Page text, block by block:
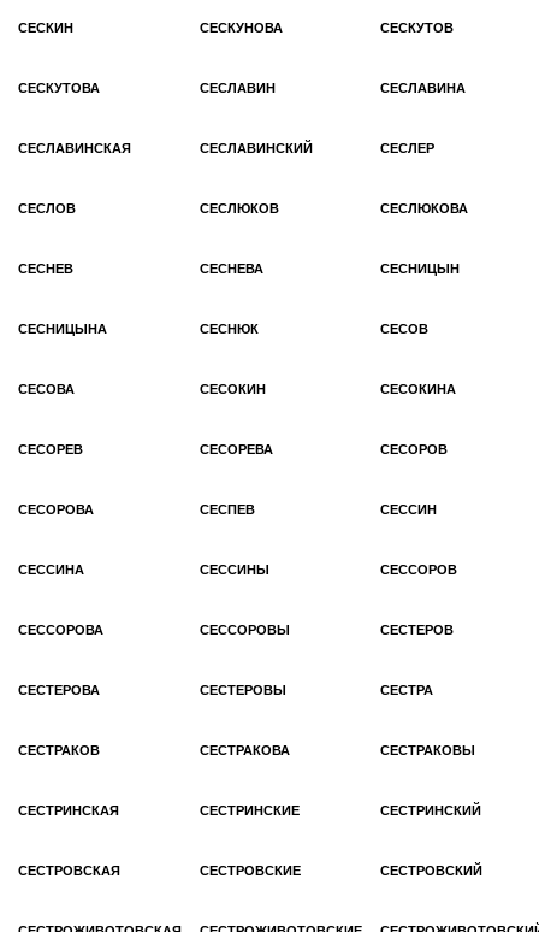
СЕСКИН СЕСКУНОВА СЕСКУТОВ
СЕСКУТОВА СЕСЛАВИН СЕСЛАВИНА
СЕСЛАВИНСКАЯ СЕСЛАВИНСКИЙ СЕСЛЕР
СЕСЛОВ СЕСЛЮКОВ СЕСЛЮКОВА
СЕСНЕВ СЕСНЕВА СЕСНИЦЫН
СЕСНИЦЫНА СЕСНЮК СЕСОВ
СЕСОВА СЕСОКИН СЕСОКИНА
СЕСОРЕВ СЕСОРЕВА СЕСОРОВ
СЕСОРОВА СЕСПЕВ СЕССИН
СЕССИНА СЕССИНЫ СЕССОРОВ
СЕССОРОВА СЕССОРОВЫ СЕСТЕРОВ
СЕСТЕРОВА СЕСТЕРОВЫ СЕСТРА
СЕСТРАКОВ СЕСТРАКОВА СЕСТРАКОВЫ
СЕСТРИНСКАЯ СЕСТРИНСКИЕ СЕСТРИНСКИЙ
СЕСТРОВСКАЯ СЕСТРОВСКИЕ СЕСТРОВСКИЙ